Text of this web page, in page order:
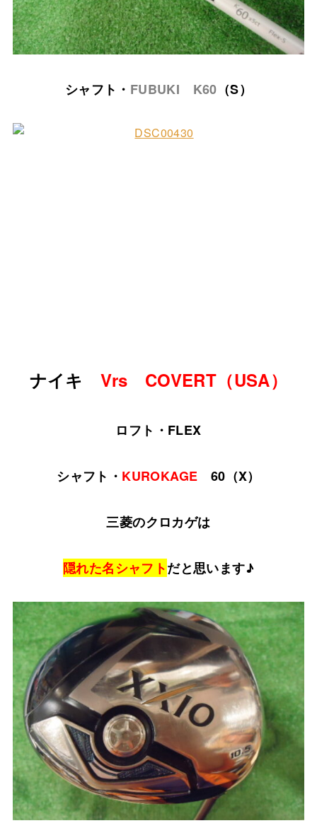
シャフト・ FUBUKI K60 （S）
ナイキVrs COVERT（USA）
ロフト・FLEX
シャフト・ KUROKAGE 60（X）
三菱のクロカゲは
隠れた名シャフトだと思います♪